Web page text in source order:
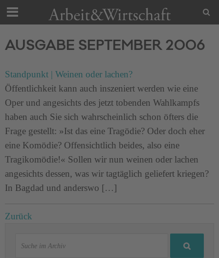
AUSGABE SEPTEMBER 2006
Standpunkt | Weinen oder lachen?
Öffentlichkeit kann auch inszeniert werden wie eine
Oper und angesichts des jetzt tobenden Wahlkampfs
haben auch Sie sich wahrscheinlich schon öfters die
Frage gestellt: »Ist das eine Tragödie? Oder doch eher
eine Komödie? Offensichtlich beides, also eine
Tragikomödie!« Sollen wir nun weinen oder lachen
angesichts dessen, was wir tagtäglich geliefert kriegen?
In Bagdad und anderswo […]
Zurück